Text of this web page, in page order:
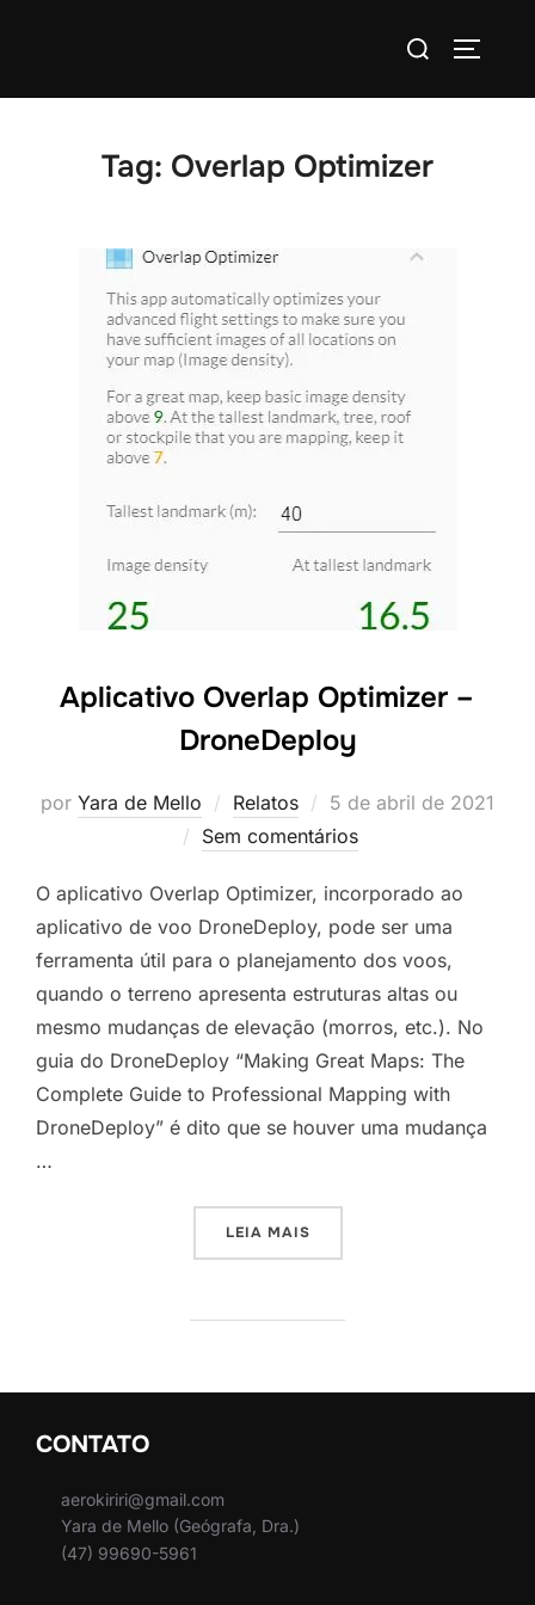
Tag: Overlap Optimizer
Aplicativo Overlap Optimizer –
DroneDeploy
por Yara de Mello Relatos
5 de abril de 2021
Sem comentários
O aplicativo Overlap Optimizer, incorporado ao
aplicativo de voo DroneDeploy, pode ser uma
ferramenta útil para o planejamento dos voos,
quando o terreno apresenta estruturas altas ou
mesmo mudanças de elevação (morros, etc.). No
guia do DroneDeploy “Making Great Maps: The
Complete Guide to Professional Mapping with
DroneDeploy” é dito que se houver uma mudança
…
LEIA MAIS
CONTATO
aerokiriri@gmail.com
Yara de Mello (Geógrafa, Dra.)
(47) 99690-5961